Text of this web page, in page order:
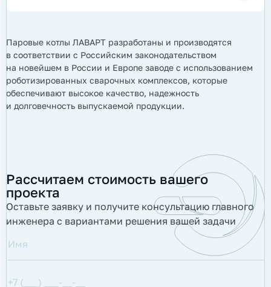
Паровые котлы ЛАВАРТ разработаны и производятся
в соответствии с Российским законодательством
на новейшем в России и Европе заводе с использованием
роботизированных сварочных комплексов, которые
обеспечивают высокое качество, надежность
и долговечность выпускаемой продукции.
Рассчитаем стоимость вашего
проекта
Оставьте заявку и получите консультацию главного
инженера с вариантами решения вашей задачи